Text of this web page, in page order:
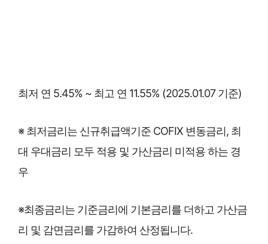
최저 연 5.45% ~ 최고 연 11.55% (2025.01.07 기준)
※ 최저금리는 신규취급액기준 COFIX 변동금리, 최
대 우대금리 모두 적용 및 가산금리 미적용 하는 경
우
※최종금리는 기준금리에 기본금리를 더하고 가산금
리 및 감면금리를 가감하여 산정됩니다.